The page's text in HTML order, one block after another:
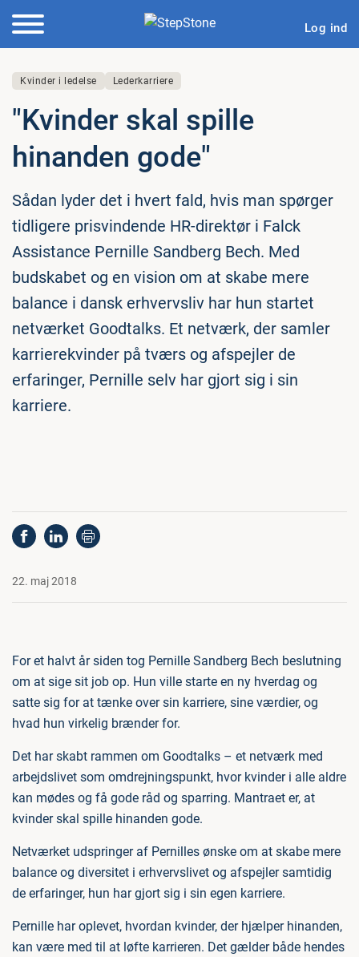
Log ind
Kvinder i ledelse Lederkarriere
"Kvinder skal spille
hinanden gode"
Sådan lyder det i hvert fald, hvis man spørger
tidligere prisvindende HR-direktør i Falck
Assistance Pernille Sandberg Bech. Med
budskabet og en vision om at skabe mere
balance i dansk erhvervsliv har hun startet
netværket Goodtalks. Et netværk, der samler
karrierekvinder på tværs og afspejler de
erfaringer, Pernille selv har gjort sig i sin
karriere.
22. maj 2018
For et halvt år siden tog Pernille Sandberg Bech beslutning
om at sige sit job op. Hun ville starte en ny hverdag og
satte sig for at tænke over sin karriere, sine værdier, og
hvad hun virkelig brænder for.
Det har skabt rammen om Goodtalks – et netværk med
arbejdslivet som omdrejningspunkt, hvor kvinder i alle aldre
kan mødes og få gode råd og sparring. Mantraet er, at
kvinder skal spille hinanden gode.
Netværket udspringer af Pernilles ønske om at skabe mere
balance og diversitet i erhvervslivet og afspejler samtidig
de erfaringer, hun har gjort sig i sin egen karriere.
Pernille har oplevet, hvordan kvinder, der hjælper hinanden,
kan være med til at løfte karrieren. Det gælder både hendes